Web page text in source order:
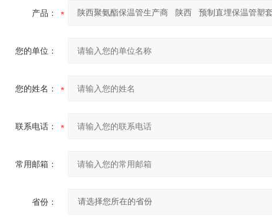
产品：
您的单位：
您的姓名：
联系电话：
常用邮箱：
省份：